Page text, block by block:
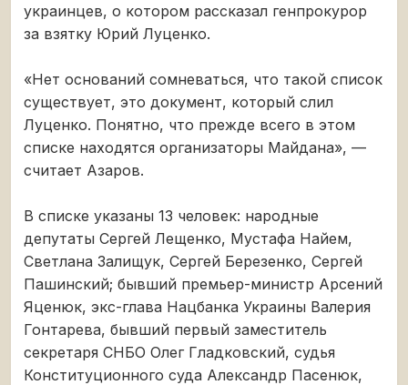
украинцев, о котором рассказал генпрокурор
за взятку Юрий Луценко.
«Нет оснований сомневаться, что такой список
существует, это документ, который слил
Луценко. Понятно, что прежде всего в этом
списке находятся организаторы Майдана», —
считает Азаров.
В списке указаны 13 человек: народные
депутаты Сергей Лещенко, Мустафа Найем,
Светлана Залищук, Сергей Березенко, Сергей
Пашинский; бывший премьер-министр Арсений
Яценюк, экс-глава Нацбанка Украины Валерия
Гонтарева, бывший первый заместитель
секретаря СНБО Олег Гладковский, судья
Конституционного суда Александр Пасенюк,